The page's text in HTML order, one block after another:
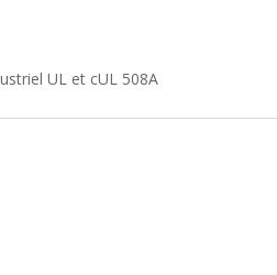
UL et cUL 508A